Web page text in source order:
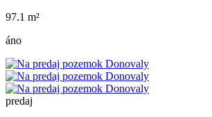
97.1 m²
áno
predaj